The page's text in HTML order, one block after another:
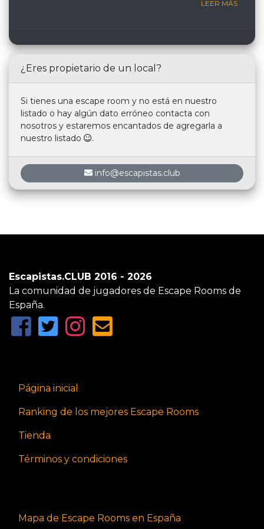
LEER MÁS
¿Eres propietario de un local?
Si tienes una escape room y no está en nuestro
listado o hay algún dato erróneo contacta con
nosotros y estaremos encantados de agregarla a
nuestro listado
.
info@escapistas.club
Escapistas.CLUB 2016 - 2026
La comunidad de jugadores de Escape Rooms de
España.
Página inicial
Ranking de los mejores Escape Rooms
Tienda
Términos y condiciones
Mapa de Escape Rooms en España